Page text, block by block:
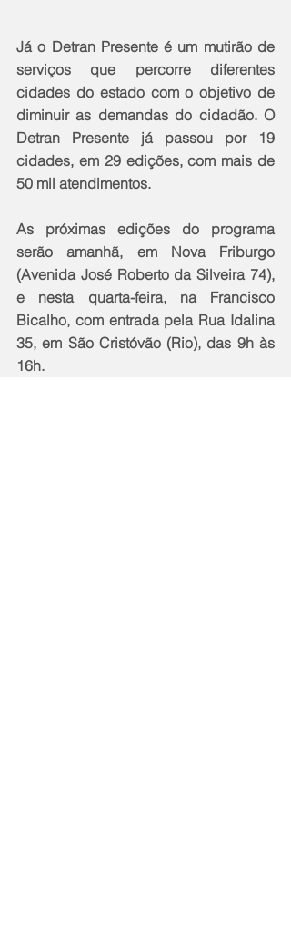
Já o Detran Presente é um mutirão de
serviços que percorre diferentes
cidades do estado com o objetivo de
diminuir as demandas do cidadão. O
Detran Presente já passou por 19
cidades, em 29 edições, com mais de
50 mil atendimentos.
As próximas edições do programa
serão amanhã, em Nova Friburgo
(Avenida José Roberto da Silveira 74),
e nesta quarta-feira, na Francisco
Bicalho, com entrada pela Rua Idalina
35, em São Cristóvão (Rio), das 9h às
16h.